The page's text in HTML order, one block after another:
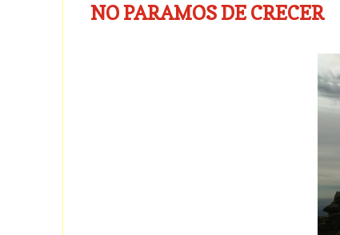
NO PARAMOS DE CRECER